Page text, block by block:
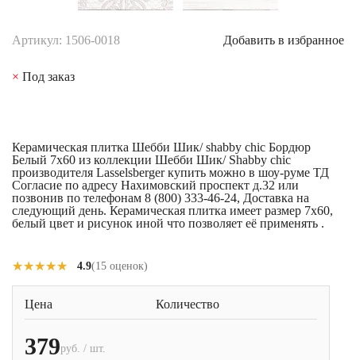
Артикул: 1506-0018 Добавить в избранное
× Под заказ
Керамическая плитка Шебби Шик/ shabby chic Бордюр
Белый 7x60 из коллекции Шебби Шик/ Shabby chic
производителя Lasselsberger купить можно в шоу-руме ТД
Согласие по адресу Нахимовский проспект д.32 или
позвонив по телефонам 8 (800) 333-46-24, Доставка на
следующий день. Керамическая плитка имеет размер 7x60,
белый цвет и рисунок иной что позволяет её применять .
★★★★★
★★★★★ 4.9(15 оценок)
Цена Количество
379руб. / шт.